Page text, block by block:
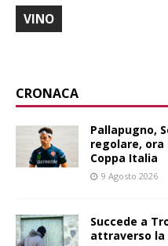
VINO
CRONACA
Pallapugno,
regolare,
Coppa Italia
9 Agosto 2026
Succede a
attraverso